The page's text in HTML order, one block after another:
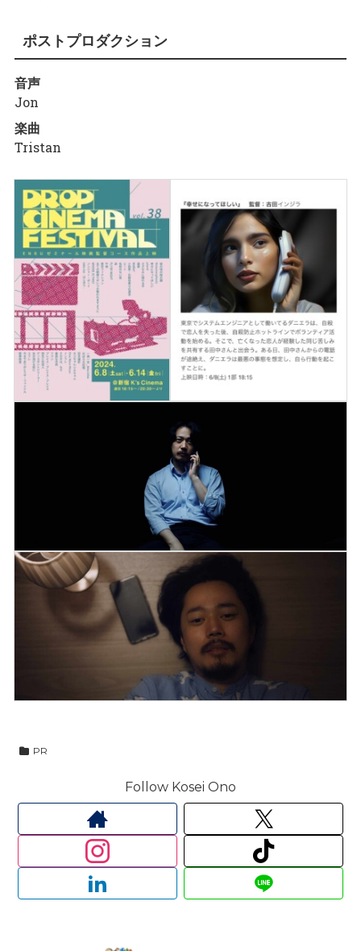
ポストプロダクション
音声
Jon
楽曲
Tristan
PR
Follow Kosei Ono